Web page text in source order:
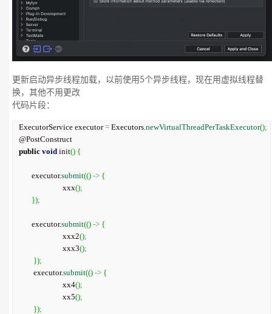
更新启动异步线程加载，以前使用5个异步线程，现在用虚拟线程替
换，其他不用更改
代码片段：
ExecutorService executor = Executors. newVirtualThreadPerTaskExecutor();
public void init() {
       executor.
submit(() -> {
			xxx
();
});
       executor.
submit(() -> {
			xxx2
();
			xxx3
();
});
	executor.
submit(() -> {
			xx4
();
			xx5
();
});